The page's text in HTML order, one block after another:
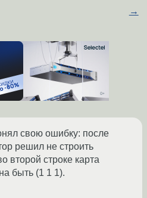
→
свою ошибку: после
решил не строить
второй строке карта
быть (1 1 1).